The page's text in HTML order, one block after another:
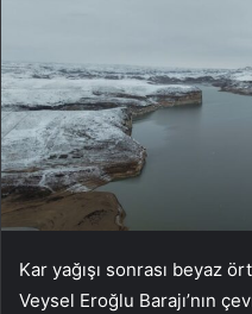
Kar yağışı sonrası beyaz
Veysel Eroğlu Barajı’nın